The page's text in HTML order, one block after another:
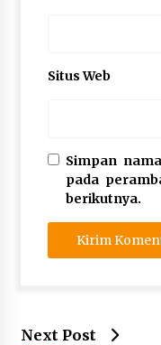
Situs Web
Simpan
pada
berikutnya.
Next Post